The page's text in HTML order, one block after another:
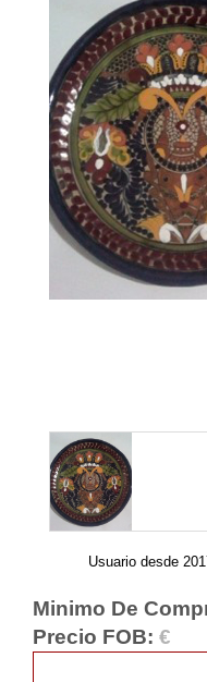
Usuario desde
Minimo De
Precio FOB: €